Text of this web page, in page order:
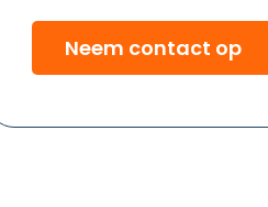
Neem contact op